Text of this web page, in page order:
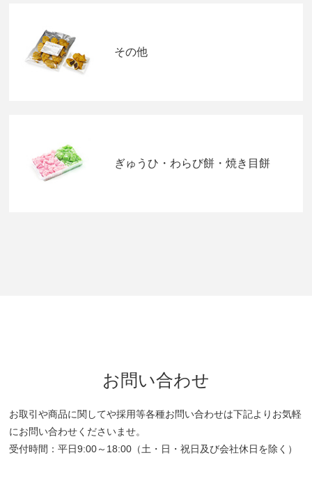
その他
ぎゅうひ・わらび餅・焼き目餅
お問い合わせ
お取引や商品に関してや採用等各種お問い合わせは下記よりお気軽
にお問い合わせくださいませ。
受付時間：平日9:00～18:00（土・日・祝日及び会社休日を除く）